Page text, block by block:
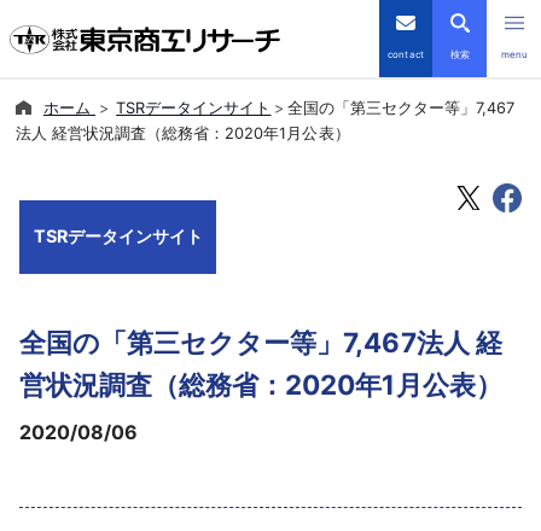
contact 検索 menu
倒産・注目企業情報
会社案内
導入事例
ホーム TSRデータインサイト
全国の「第三セクター等」7,467
法人 経営状況調査（総務省：2020年1月公表）
TSRデータインサイト
全国の「第三セクター等」7,467法人 経
営状況調査（総務省：2020年1月公表）
2020/08/06